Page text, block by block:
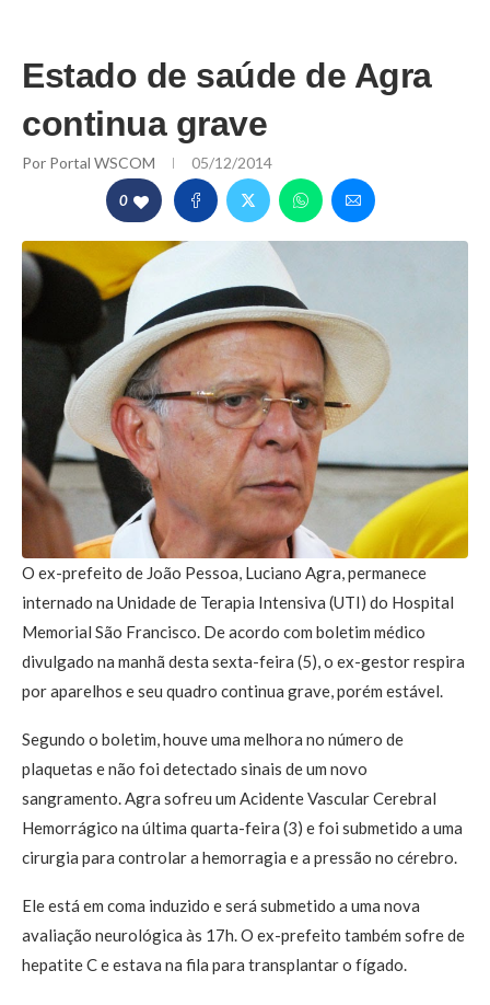
Estado de saúde de Agra
continua grave
Por Portal WSCOM 05/12/2014
0
O ex-prefeito de João Pessoa, Luciano Agra, permanece
internado na Unidade de Terapia Intensiva (UTI) do Hospital
Memorial São Francisco. De acordo com boletim médico
divulgado na manhã desta sexta-feira (5), o ex-gestor respira
por aparelhos e seu quadro continua grave, porém estável.
Segundo o boletim, houve uma melhora no número de
plaquetas e não foi detectado sinais de um novo
sangramento. Agra sofreu um Acidente Vascular Cerebral
Hemorrágico na última quarta-feira (3) e foi submetido a uma
cirurgia para controlar a hemorragia e a pressão no cérebro.
Ele está em coma induzido e será submetido a uma nova
avaliação neurológica às 17h. O ex-prefeito também sofre de
hepatite C e estava na fila para transplantar o fígado.